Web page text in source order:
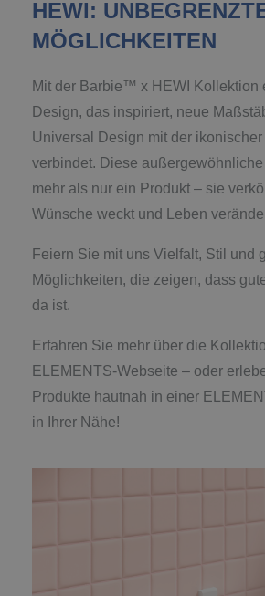
HEWI:
MÖGLICHKEITEN
Mit der Barbie™ x HEWI Kollektion
Design, das inspiriert, neue
Universal Design mit der
verbindet. Diese
mehr als nur ein Produkt – sie
Wünsche weckt und Leben
Feiern Sie mit uns Vielfalt, Stil und
Möglichkeiten, die zeigen, dass
da ist.
Erfahren Sie mehr über die
ELEMENTS-Webseite – oder
Produkte hautnah in einer
in Ihrer Nähe!